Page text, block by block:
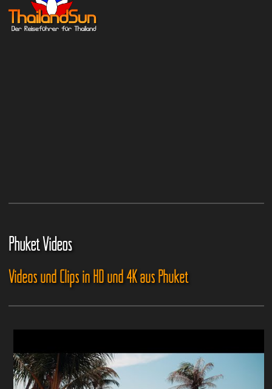
Phuket Videos
Videos und Clips in HD und 4K aus Phuket